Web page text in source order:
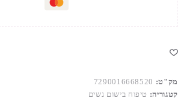
מק"ט: 7290016668520
קטגוריה: טיפוח בישום נשים